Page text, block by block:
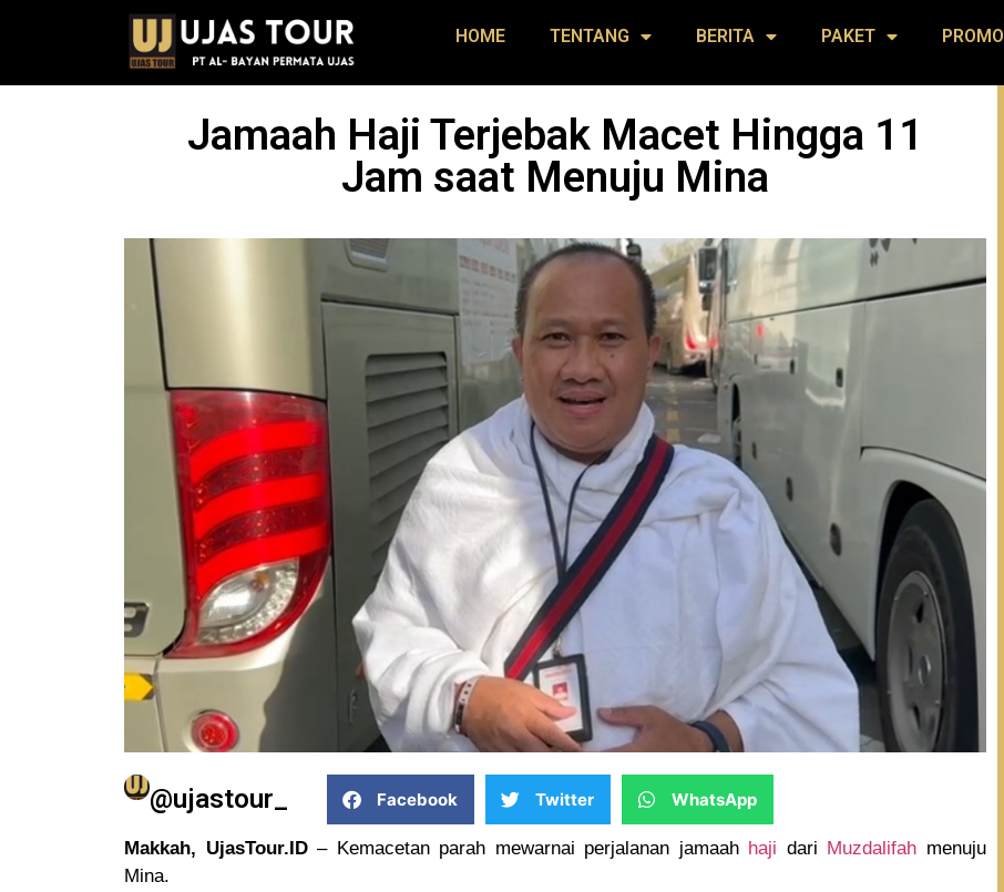
HOME TENTANG BERITA PAKET PROMO
Jamaah Haji Terjebak Macet Hingga 11
Jam saat Menuju Mina
@ujastour_ Facebook Twitter WhatsApp
Makkah, UjasTour.ID– Kemacetan parah mewarnai perjalanan jamaah haji dari Muzdalifah menuju
Mina.
"Ujas Tour Tawwa Bagus
Bukan Kaleng-Kaleng.
Jamaah Bisa Bahagia, Saya
Menikmati Langsung"
Siti